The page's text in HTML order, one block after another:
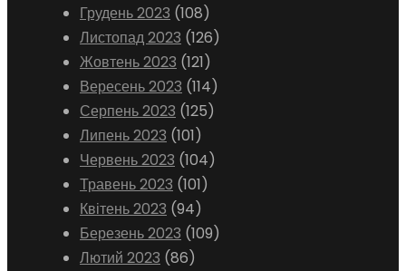
Грудень 2023 (108)
Листопад 2023 (126)
Жовтень 2023 (121)
Вересень 2023 (114)
Серпень 2023 (125)
Липень 2023 (101)
Червень 2023 (104)
Травень 2023 (101)
Квітень 2023 (94)
Березень 2023 (109)
Лютий 2023 (86)